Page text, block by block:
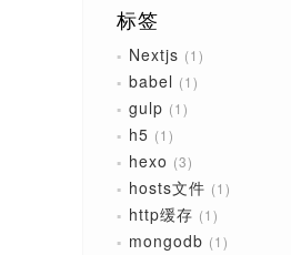
标签
Nextjs 1
babel 1
gulp 1
h5 1
hexo 3
hosts文件 1
http缓存 1
mongodb 1